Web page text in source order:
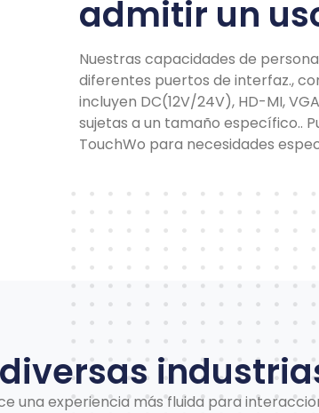
admitir un
Nuestras capacidades de
diferentes puertos de interfaz.,
incluyen DC(12V/24V), HD-MI,
sujetas a un tamaño específico..
TouchWo para necesidades
una experiencia más fluida para